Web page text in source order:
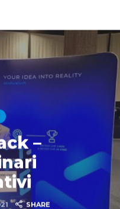
–
SHARE